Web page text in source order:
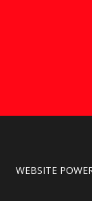
WEBSITE